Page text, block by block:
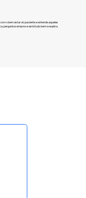
o bem estar do paciente e entende aqueles
pergunta sempre se está tudo bem e explica